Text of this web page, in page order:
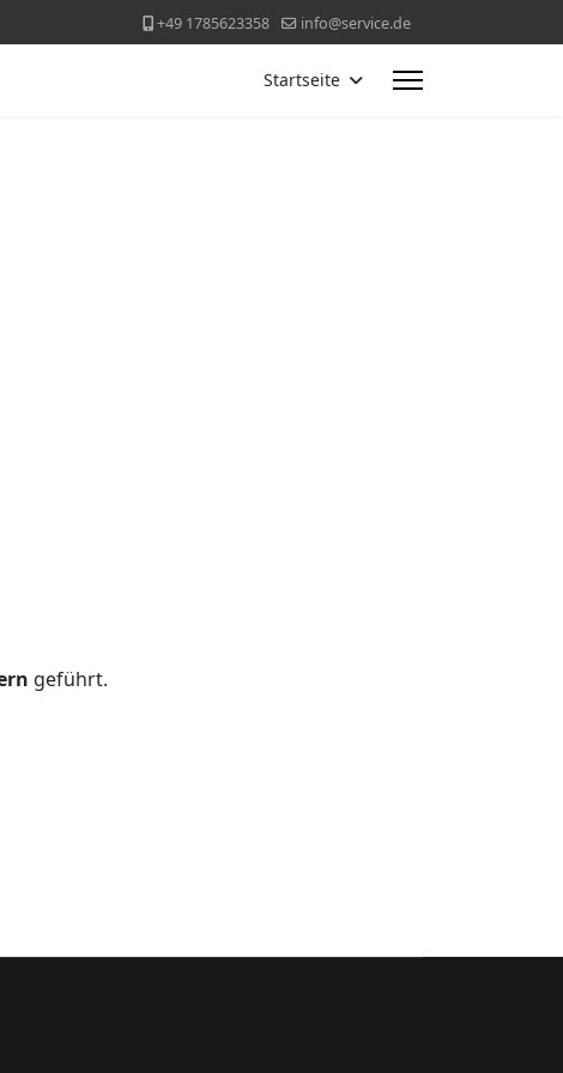
+49 1785623358 info@service.de
Startseite
geführt.